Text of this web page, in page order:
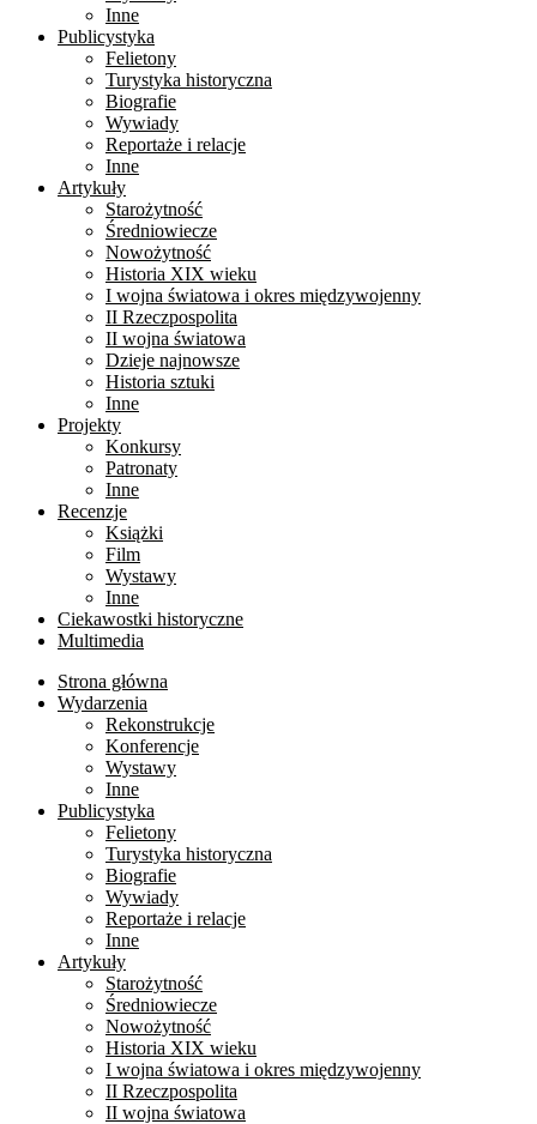
Inne
Publicystyka
Felietony
Turystyka historyczna
Biografie
Wywiady
Reportaże i relacje
Inne
Artykuły
Starożytność
Średniowiecze
Nowożytność
Historia XIX wieku
I wojna światowa i okres międzywojenny
II Rzeczpospolita
II wojna światowa
Dzieje najnowsze
Historia sztuki
Inne
Projekty
Konkursy
Patronaty
Inne
Recenzje
Książki
Film
Wystawy
Inne
Ciekawostki historyczne
Multimedia
Strona główna
Wydarzenia
Rekonstrukcje
Konferencje
Wystawy
Inne
Publicystyka
Felietony
Turystyka historyczna
Biografie
Wywiady
Reportaże i relacje
Inne
Artykuły
Starożytność
Średniowiecze
Nowożytność
Historia XIX wieku
I wojna światowa i okres międzywojenny
II Rzeczpospolita
II wojna światowa